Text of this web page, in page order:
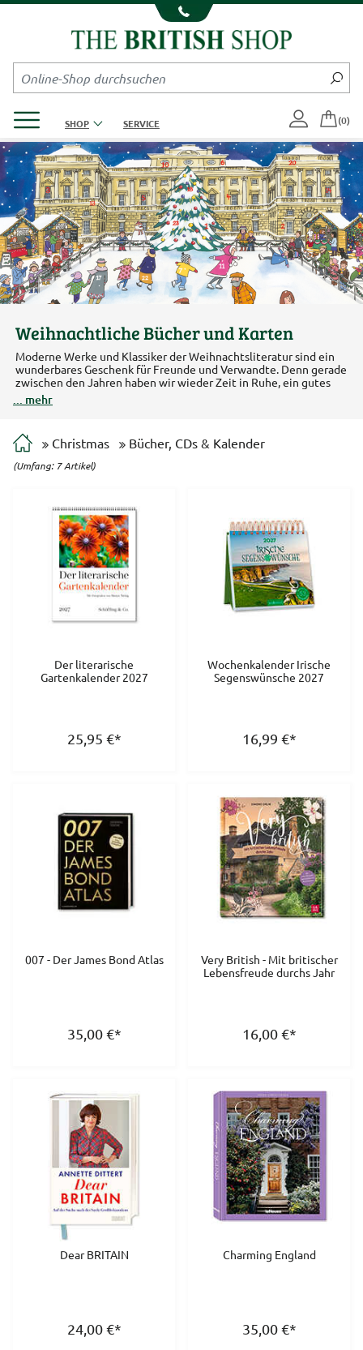
Kompletten Head der Seite überspringen
SHOP SERVICE (0)
Weihnachtliche Bücher und Karten
Moderne Werke und Klassiker der Weihnachtsliteratur sind ein
wunderbares Geschenk für Freunde und Verwandte. Denn gerade
zwischen den Jahren haben wir wieder Zeit in Ruhe, ein gutes
Buch zu lesen. Auch Kalender wie unser Rosen- und
Katzenkalender eignen sich als Geschenk zu Weihnachten. Sie
... mehr
Christmas Bücher, CDs & Kalender
(Umfang: 7 Artikel)
Der literarische
Gartenkalender 2027
25,95 €*
Wochenkalender Irische
Segenswünsche 2027
16,99 €*
007 - Der James Bond Atlas
35,00€*
Very British - Mit britischer
Lebensfreude durchs Jahr
16,00€*
Dear BRITAIN
24,00€*
Charming England
35,00€*